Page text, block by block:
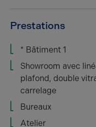
Prestations
* Bâtiment 1
Showroom avec
plafond, double
carrelage
Bureaux
Atelier